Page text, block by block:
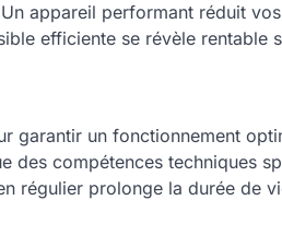
appareil performant réduit
efficiente se révèle rentable
garantir un fonctionnement
des compétences techniques
régulier prolonge la durée de